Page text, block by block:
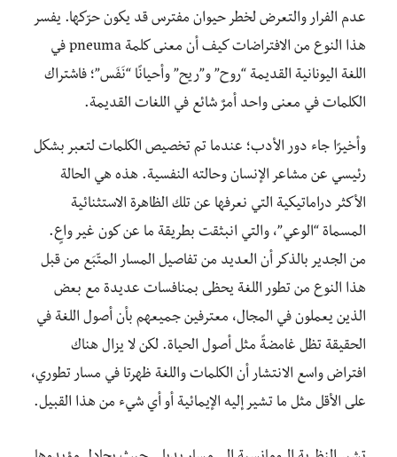
عدم الفرار والتعرض لخطر حيوان مفترس قد يكون حرّكها. يفسر
هذا النوع من الافتراضات كيف أن معنى كلمة pneuma في
اللغة اليونانية القديمة “روح” و”ريح” وأحيانًا “نَفَس”؛ فاشتراك
الكلمات في معنى واحد أمرٌ شائع في اللغات القديمة.
وأخيرًا جاء دور الأدب؛ عندما تم تخصيص الكلمات لتعبر بشكل
رئيسي عن مشاعر الإنسان وحالته النفسية. هذه هي الحالة
الأكثر دراماتيكية التي نعرفها عن تلك الظاهرة الاستثنائية
المسماة “الوعي”، والتي انبثقت بطريقة ما عن كون غير واعٍ.
من الجدير بالذكر أن العديد من تفاصيل المسار المتّبَع من قبل
هذا النوع من تطور اللغة يحظى بمنافسات عديدة مع بعض
الذين يعملون في المجال، معترفين جميعهم بأن أصول اللغة في
الحقيقة تظل غامضةً مثل أصول الحياة. لكن لا يزال هناك
افتراض واسع الانتشار أن الكلمات واللغة ظهرتا في مسار تطوري،
على الأقل مثل ما تشير إليه الإيمائية أو أي شيء من هذا القبيل.